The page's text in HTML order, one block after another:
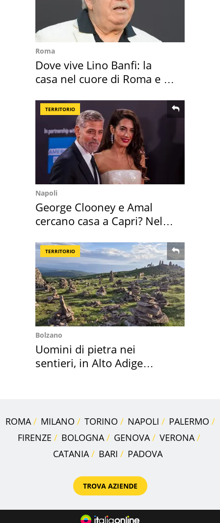
Roma
Dove vive Lino Banfi: la
casa nel cuore di Roma e i
TERRITORIO
Napoli
George Clooney e Amal
cercano casa a Capri? Nel
TERRITORIO
Bolzano
Uomini di pietra nei
sentieri, in Alto Adige
ROMA MILANO TORINO NAPOLI
PALERMO
FIRENZE
BOLOGNA GENOVA
VERONA
CATANIA
BARI PADOVA
TROVA AZIENDE